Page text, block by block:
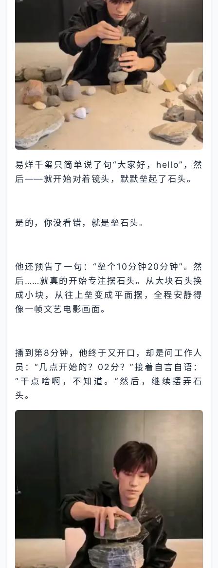
易烊千玺只简单说了句“大家好，hello”，然
后——就开始对着镜头，默默垒起了石头。
是的，你没看错，就是垒石头。
他还预告了一句：“垒个10分钟20分钟”。然
后……就真的开始专注摆石头。从大块石头换
成小块，从往上垒变成平面摆，全程安静得
像一帧文艺电影画面。
播到第8分钟，他终于又开口，却是问工作人
员：“几点开始的？02分？”接着自言自语：
“干点啥啊，不知道。”然后，继续摆弄石
头。